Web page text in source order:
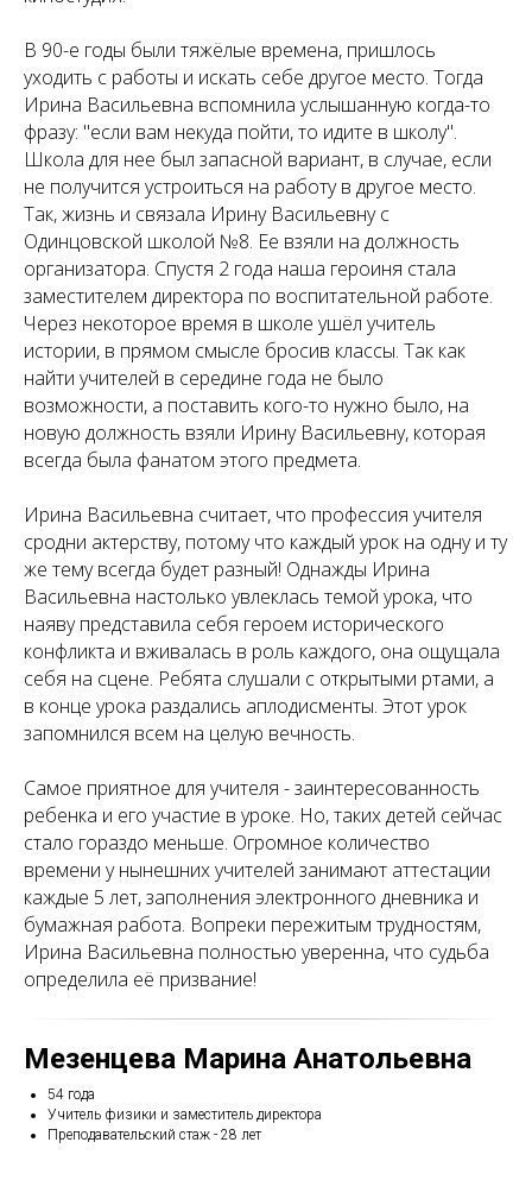
В 90-е годы были тяжёлые времена, пришлось
уходить с работы и искать себе другое место. Тогда
Ирина Васильевна вспомнила услышанную когда-то
фразу: "если вам некуда пойти, то идите в школу".
Школа для нее был запасной вариант, в случае, если
не получится устроиться на работу в другое место.
Так, жизнь и связала Ирину Васильевну с
Одинцовской школой №8. Ее взяли на должность
организатора. Спустя 2 года наша героиня стала
заместителем директора по воспитательной работе.
Через некоторое время в школе ушёл учитель
истории, в прямом смысле бросив классы. Так как
найти учителей в середине года не было
возможности, а поставить кого-то нужно было, на
новую должность взяли Ирину Васильевну, которая
всегда была фанатом этого предмета.
Ирина Васильевна считает, что профессия учителя
сродни актерству, потому что каждый урок на одну и ту
же тему всегда будет разный! Однажды Ирина
Васильевна настолько увлеклась темой урока, что
наяву представила себя героем исторического
конфликта и вживалась в роль каждого, она ощущала
себя на сцене. Ребята слушали с открытыми ртами, а
в конце урока раздались аплодисменты. Этот урок
запомнился всем на целую вечность.
Самое приятное для учителя - заинтересованность
ребенка и его участие в уроке. Но, таких детей сейчас
стало гораздо меньше. Огромное количество
времени у нынешних учителей занимают аттестации
каждые 5 лет, заполнения электронного дневника и
бумажная работа. Вопреки пережитым трудностям,
Ирина Васильевна полностью уверенна, что судьба
определила её призвание!
Мезенцева Марина Анатольевна
54 года
Учитель физики и заместитель директора
Преподавательский стаж - 28 лет